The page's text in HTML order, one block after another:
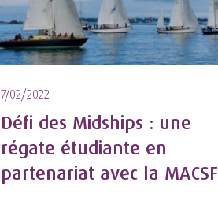
7/02/2022
Défi des Midships : une
régate étudiante en
partenariat avec la MACSF